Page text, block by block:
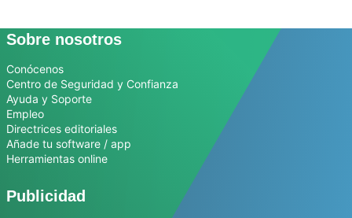
Sobre nosotros
Conócenos
Centro de Seguridad y Confianza
Ayuda y Soporte
Empleo
Directrices editoriales
Añade tu software / app
Herramientas online
Publicidad